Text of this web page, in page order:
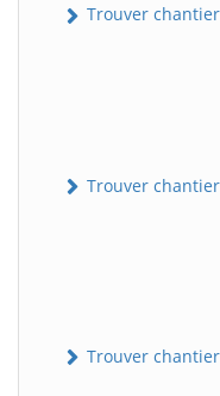
Trouver
Trouver
Trouver